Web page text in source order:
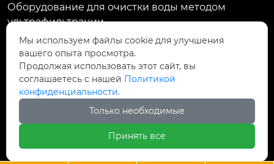
Оборудование для очистки воды методом
ультрафильтрации
Контактная информация
ул. Тяньхуэй, д. 1009, пр. Жунду, р-н Цзиньню, г.
Чэнду, индекс 610036, Китай
13017485333@163.com
Мы используем файлы cookie для улучшения
вашего опыта просмотра.
Продолжая использовать этот сайт, вы
соглашаетесь с нашей Политикой
конфиденциальности.
Только необходимые
Принять все